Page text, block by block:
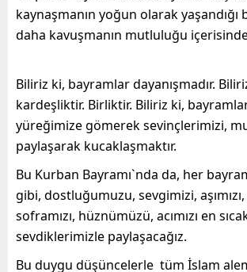
kaynaşmanın yoğun olarak yaşandığı
daha kavuşmanın mutluluğu
Biliriz ki, bayramlar dayanışmadır.
kardeşliktir. Birliktir. Biliriz ki, bayramlar
yüreğimize gömerek sevinçlerimizi,
paylaşarak kucaklaşmaktır.
Bu Kurban Bayramı`nda da, her
gibi, dostluğumuzu, sevgimizi,
soframızı, hüznümüzü, acımızı en
sevdiklerimizle paylaşacağız.
Bu duygu düşüncelerle tüm İslam